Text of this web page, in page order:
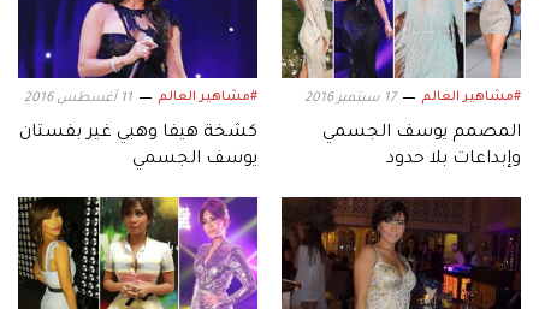
#مشاهير العالم 17 سبتمبر 2016
المصمم يوسف الجسمي
وإبداعات بلا حدود
#مشاهير العالم 11 أغسطس 2016
كشخة هيفا وهبي غير بفستان
يوسف الجسمي